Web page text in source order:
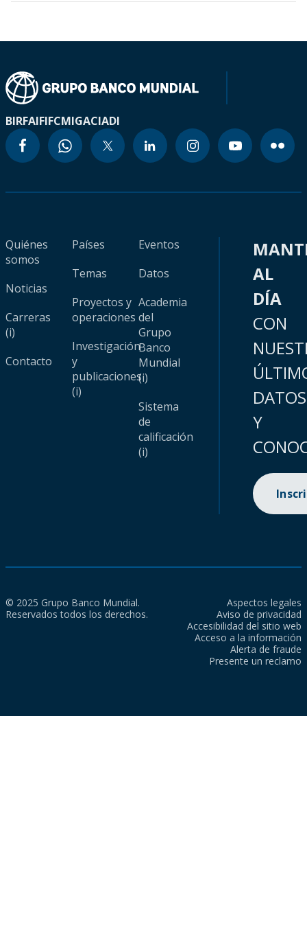
BIRFAIFIFCMIGACIADI
Quiénes
somos
Noticias
Carreras
(i)
Contacto
Países
Temas
Proyectos y
operaciones
Investigación
y
publicaciones
(i)
Eventos
Datos
Academia
del
Grupo
Banco
Mundial
(i)
Sistema
de
calificación
(i)
AL
DÍA
CON
DATOS
Y
© 2025 Grupo Banco Mundial.
Reservados todos los derechos.
Aspectos legales
Aviso de privacidad
Accesibilidad del sitio web
Acceso a la información
Alerta de fraude
Presente un reclamo